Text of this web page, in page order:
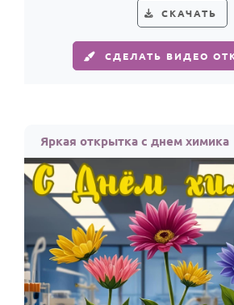
СКАЧАТЬ
СДЕЛАТЬ ВИДЕО
Яркая открытка с днем химика